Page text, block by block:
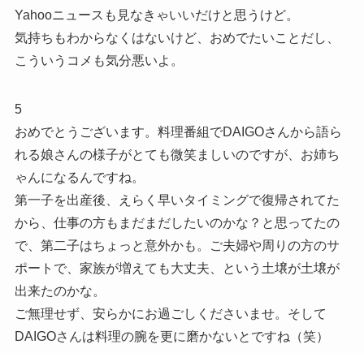
Yahooニュースも見なきゃいいだけと思うけど。
気持ちもわからなくはないけど、おめでたいことだし、
こういうコメも気分悪いよ。
5
おめでとうございます。料理番組でDAIGOさんから語ら
れる娘さんの様子がとても微笑ましいのですが、お姉ち
ゃんになるんですね。
第一子を出産後、えらく早いタイミングで復帰されてた
から、仕事の方もまだまだしたいのかな？と思ってたの
で、第二子はちょっと意外かも。ご夫婦や周りの方のサ
ポートで、家族が増えても大丈夫、という土壌が土壌が
出来たのかな。
ご無理せず、安らかにお過ごしくださいませ。そして
DAIGOさんは料理の腕を更に磨かないとですね（笑）